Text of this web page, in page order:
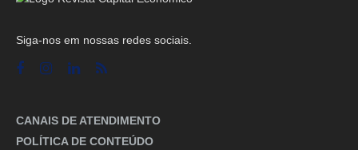
Siga-nos em nossas redes sociais.
CANAIS DE ATENDIMENTO
POLÍTICA DE CONTEÚDO